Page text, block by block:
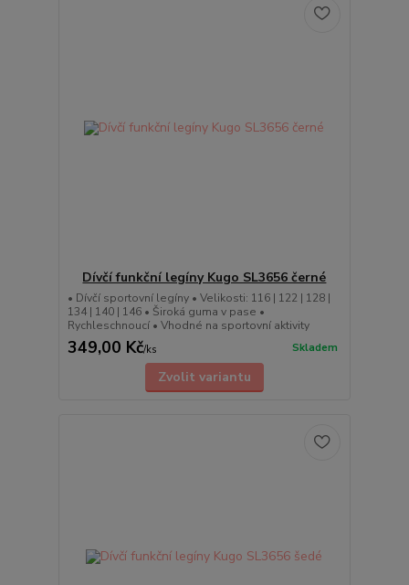
Dívčí funkční legíny Kugo SL3656 černé
• Dívčí sportovní legíny • Velikosti: 116 | 122 | 128 |
134 | 140 | 146 • Široká guma v pase •
Rychleschnoucí • Vhodné na sportovní aktivity
349,00 Kč/ks Skladem
Zvolit variantu